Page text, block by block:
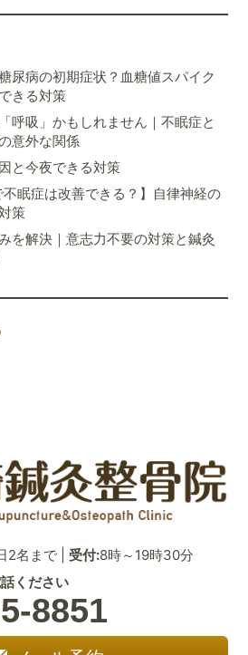
尿病の初期症状？血糖値スパイク
きる対策
呼吸」かもしれません｜不眠症と
意外な関係
と今夜できる対策
不眠症は改善できる？】自律神経の
策
を解決｜意志力不要の対策と鍼灸
2名まで | 受付:8時～19時30分
ください
8851